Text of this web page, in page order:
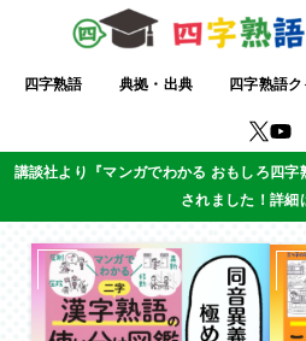
四字熟語 典拠・出典 四字熟語
講談社より『マンガでわかる おもしろ四
されました！詳細